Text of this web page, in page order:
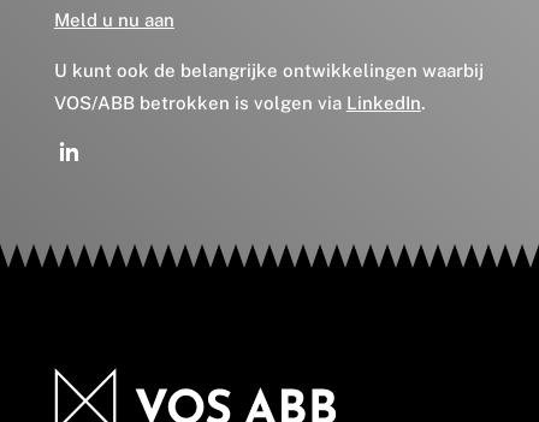
Meld u nu aan
U kunt ook de belangrijke ontwikkelingen waarbij
VOS/ABB betrokken is volgen via LinkedIn.